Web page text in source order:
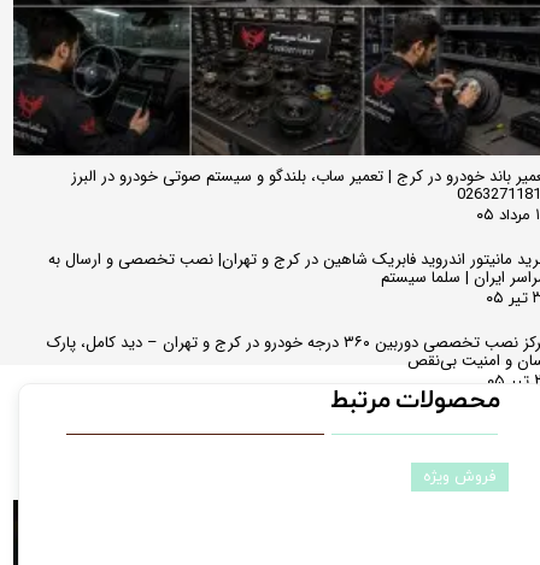
باند خودرو در کرج | تعمیر ساب، بلندگو و سیستم صوتی خودرو در البرز
مانیتور اندروید فابریک شاهین در کرج و تهران| نصب تخصصی و ارسال به
ایران | سلما سیستم
مرکز نصب تخصصی دوربین ۳۶۰ درجه خودرو در کرج و تهران – دید کامل، پارک
و امنیت بی‌نقص
محصولات مرتبط
فروش ویژه